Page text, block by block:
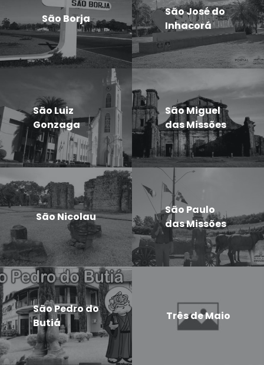
São Borja
São José do
Inhacorá
São Luiz
Gonzaga
São Miguel
das Missões
São Nicolau
São Paulo
das Missões
São Pedro do
Butiá
Três de Maio